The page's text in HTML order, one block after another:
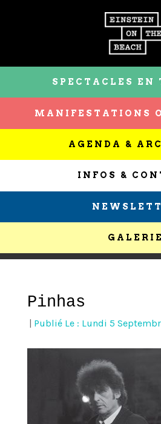
SPECTACLES EN
MANIFESTATIONS
AGENDA &
INFOS &
GALERIE
Pinhas
Publié Le : Lundi 5